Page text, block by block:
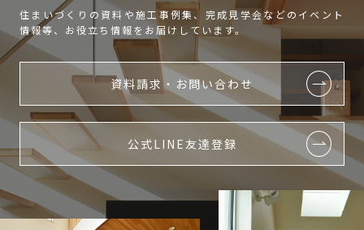
住まいづくりの資料や施工事例集、完成見学会などのイベント
情報等、お役立ち情報をお届けしています。
資料請求・お問い合わせ
公式LINE友達登録